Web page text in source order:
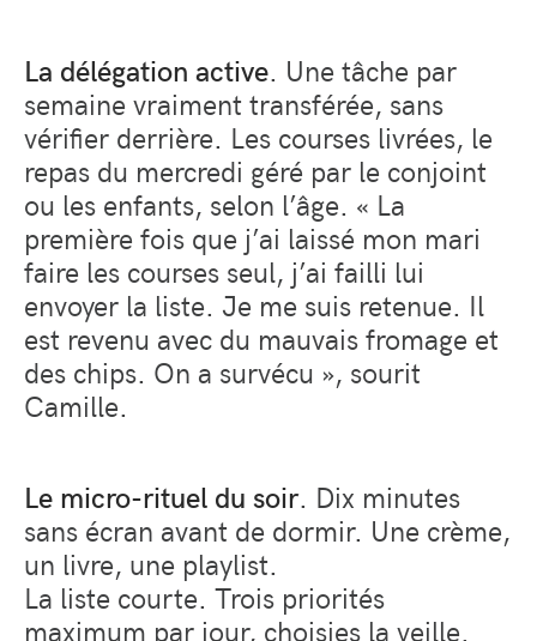
La délégation active. Une tâche par
semaine vraiment transférée, sans
vérifier derrière. Les courses livrées, le
repas du mercredi géré par le conjoint
ou les enfants, selon l’âge. « La
première fois que j’ai laissé mon mari
faire les courses seul, j’ai failli lui
envoyer la liste. Je me suis retenue. Il
est revenu avec du mauvais fromage et
des chips. On a survécu », sourit
Camille.
Le micro-rituel du soir. Dix minutes
sans écran avant de dormir. Une crème,
un livre, une playlist.
La liste courte. Trois priorités
maximum par jour, choisies la veille.